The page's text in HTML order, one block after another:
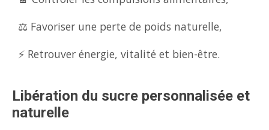
⚖️ Favoriser une perte de poids naturelle,
⚡ Retrouver énergie, vitalité et bien-être.
Libération du sucre personnalisée et
naturelle